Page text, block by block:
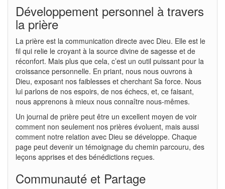
Développement personnel à travers
la prière
La prière est la communication directe avec Dieu. Elle est le
fil qui relie le croyant à la source divine de sagesse et de
réconfort. Mais plus que cela, c’est un outil puissant pour la
croissance personnelle. En priant, nous nous ouvrons à
Dieu, exposant nos faiblesses et cherchant Sa force. Nous
lui parlons de nos espoirs, de nos échecs, et, ce faisant,
nous apprenons à mieux nous connaître nous-mêmes.
Un journal de prière peut être un excellent moyen de voir
comment non seulement nos prières évoluent, mais aussi
comment notre relation avec Dieu se développe. Chaque
page peut devenir un témoignage du chemin parcouru, des
leçons apprises et des bénédictions reçues.
Communauté et Partage